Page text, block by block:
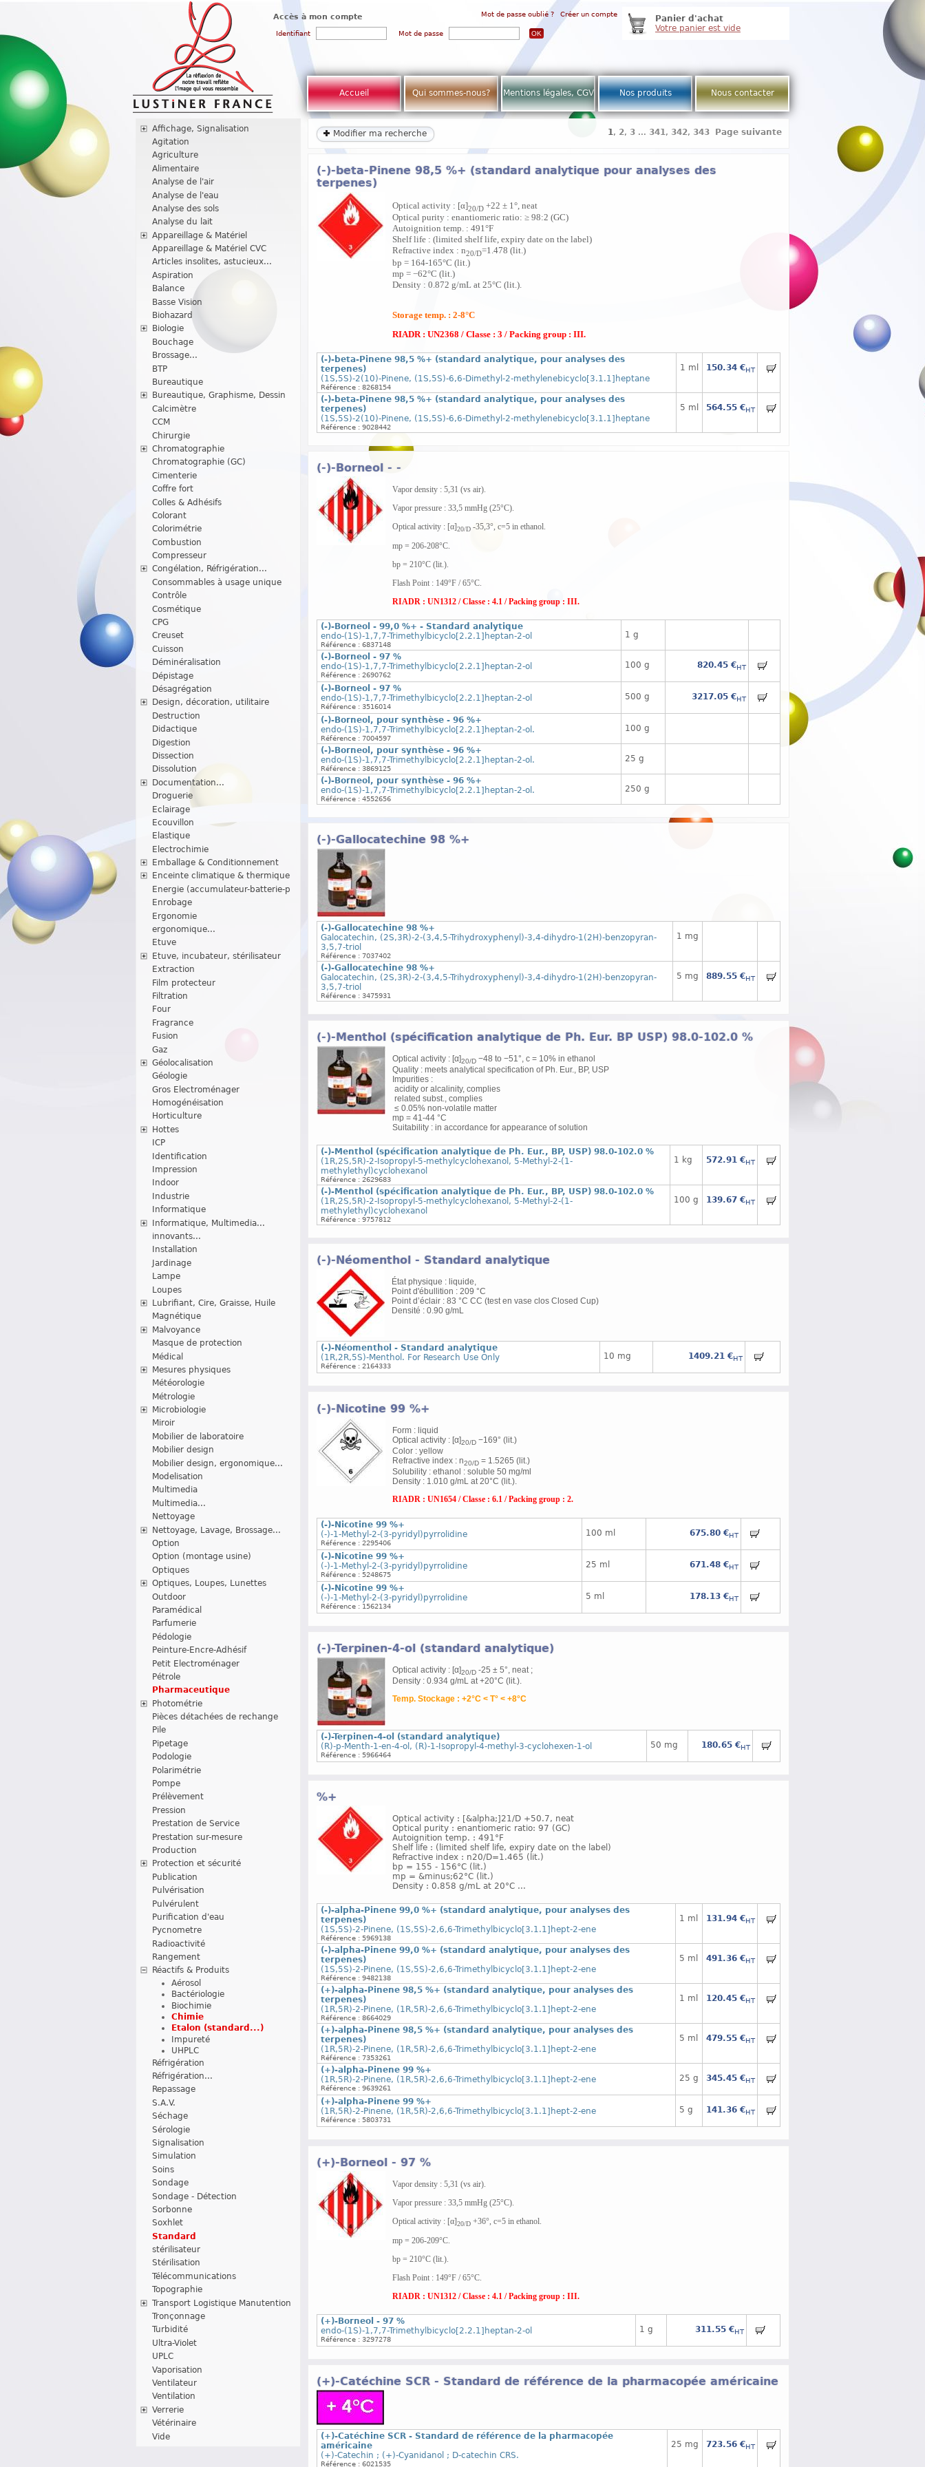
Accès à mon compte Mot de passe oublié ? Créer un compte
Identifiant Mot de passe
Panier d'achat
Votre panier est vide
Accueil Qui sommes-nous? Mentions légales, CGV Nos produits Nous contacter
Affichage, Signalisation
Agitation
Agriculture
Alimentaire
Analyse de l'air
Analyse de l'eau
Analyse des sols
Analyse du lait
Appareillage & Matériel
Appareillage & Matériel CVC
Articles insolites, astucieux...
Aspiration
Balance
Basse Vision
Biohazard
Biologie
Bouchage
Brossage...
BTP
Bureautique
Bureautique, Graphisme, Dessin
Calcimètre
CCM
Chirurgie
Chromatographie
Chromatographie (GC)
Cimenterie
Coffre fort
Colles & Adhésifs
Colorant
Colorimétrie
Combustion
Compresseur
Congélation, Réfrigération...
Consommables à usage unique
Contrôle
Cosmétique
CPG
Creuset
Cuisson
Déminéralisation
Dépistage
Désagrégation
Design, décoration, utilitaire
Destruction
Didactique
Digestion
Dissection
Dissolution
Documentation...
Droguerie
Eclairage
Ecouvillon
Elastique
Electrochimie
Emballage & Conditionnement
Enceinte climatique & thermique
Energie (accumulateur-batterie-p
Enrobage
Ergonomie
ergonomique...
Etuve
Etuve, incubateur, stérilisateur
Extraction
Film protecteur
Filtration
Four
Fragrance
Fusion
Gaz
Géolocalisation
Géologie
Gros Electroménager
Homogénéisation
Horticulture
Hottes
ICP
Identification
Impression
Indoor
Industrie
Informatique
Informatique, Multimedia...
innovants...
Installation
Jardinage
Lampe
Loupes
Lubrifiant, Cire, Graisse, Huile
Magnétique
Malvoyance
Masque de protection
Médical
Mesures physiques
Météorologie
Métrologie
Microbiologie
Miroir
Mobilier de laboratoire
Mobilier design
Mobilier design, ergonomique...
Modelisation
Multimedia
Multimedia...
Nettoyage
Nettoyage, Lavage, Brossage...
Option
Option (montage usine)
Optiques
Optiques, Loupes, Lunettes
Outdoor
Paramédical
Parfumerie
Pédologie
Peinture-Encre-Adhésif
Petit Electroménager
Pétrole
Pharmaceutique
Photométrie
Pièces détachées de rechange
Pile
Pipetage
Podologie
Polarimétrie
Pompe
Prélèvement
Pression
Prestation de Service
Prestation sur-mesure
Production
Protection et sécurité
Publication
Pulvérisation
Pulvérulent
Purification d'eau
Pycnometre
Radioactivité
Rangement
Réactifs & Produits
Aérosol
Bactériologie
Biochimie
Chimie
Etalon (standard...)
Impureté
UHPLC
Réfrigération
Réfrigération...
Repassage
S.A.V.
Séchage
Sérologie
Signalisation
Simulation
Soins
Sondage
Sondage - Détection
Sorbonne
Soxhlet
Standard
stérilisateur
Stérilisation
Télécommunications
Topographie
Transport Logistique Manutention
Tronçonnage
Turbidité
Ultra-Violet
UPLC
Vaporisation
Ventilateur
Ventilation
Verrerie
Vétérinaire
Vide
Modifier ma recherche 1, 2, 3 ... 341, 342, 343 Page suivante
(-)-beta-Pinene 98,5 %+ (standard analytique pour analyses des
terpenes)
Optical activity : [α]20/D+22 ± 1°, neat
Optical purity : enantiomeric ratio: ≥ 98:2 (GC)
Autoignition temp. : 491°F
Shelf life : (limited shelf life, expiry date on the label)
Refractive index : n20/D=1.478 (lit.)
bp = 164-165°C (lit.)
mp = −62°C (lit.)
Density : 0.872 g/mL at 25°C (lit.).
Storage temp. : 2-8°C
RIADR : UN2368 / Classe : 3 / Packing group : III.
(-)-beta-Pinene 98,5 %+ (standard analytique, pour analyses des
terpenes)
(1S,5S)-2(10)-Pinene, (1S,5S)-6,6-Dimethyl-2-methylenebicyclo[3.1.1]heptane
Référence : 8268154
1 ml 150.34 €HT
(-)-beta-Pinene 98,5 %+ (standard analytique, pour analyses des
terpenes)
(1S,5S)-2(10)-Pinene, (1S,5S)-6,6-Dimethyl-2-methylenebicyclo[3.1.1]heptane
Référence : 9028442
5 ml 564.55 €HT
(-)-Borneol - -
Vapor density : 5,31 (vs air).
Vapor pressure : 33,5 mmHg (25°C).
Optical activity : [α]20/D-35,3°, c=5 in ethanol.
mp = 206-208°C.
bp = 210°C (lit.).
Flash Point : 149°F / 65°C.
RIADR : UN1312 / Classe : 4.1 / Packing group : III.
(-)-Borneol - 99,0 %+ - Standard analytique
endo-(1S)-1,7,7-Trimethylbicyclo[2.2.1]heptan-2-ol
Référence : 6837148
1 g
(-)-Borneol - 97 %
endo-(1S)-1,7,7-Trimethylbicyclo[2.2.1]heptan-2-ol
Référence : 2690762
100 g 820.45 €HT
(-)-Borneol - 97 %
endo-(1S)-1,7,7-Trimethylbicyclo[2.2.1]heptan-2-ol
Référence : 3516014
500 g 3217.05 €HT
(-)-Borneol, pour synthèse - 96 %+
endo-(1S)-1,7,7-Trimethylbicyclo[2.2.1]heptan-2-ol.
Référence : 7004597
100 g
(-)-Borneol, pour synthèse - 96 %+
endo-(1S)-1,7,7-Trimethylbicyclo[2.2.1]heptan-2-ol.
Référence : 3869125
25 g
(-)-Borneol, pour synthèse - 96 %+
endo-(1S)-1,7,7-Trimethylbicyclo[2.2.1]heptan-2-ol.
Référence : 4552656
250 g
(-)-Gallocatechine 98 %+
(-)-Gallocatechine 98 %+
Galocatechin, (2S,3R)-2-(3,4,5-Trihydroxyphenyl)-3,4-dihydro-1(2H)-benzopyran-
3,5,7-triol
Référence : 7037402
1 mg
(-)-Gallocatechine 98 %+
Galocatechin, (2S,3R)-2-(3,4,5-Trihydroxyphenyl)-3,4-dihydro-1(2H)-benzopyran-
3,5,7-triol
Référence : 3475931
5 mg 889.55 €HT
(-)-Menthol (spécification analytique de Ph. Eur. BP USP) 98.0-102.0 %
Optical activity : [α]20/D−48 to −51°, c = 10% in ethanol
Quality : meets analytical specification of Ph. Eur., BP, USP
Impurities :
acidity or alcalinity, complies
related subst., complies
≤ 0.05% non-volatile matter
mp = 41-44 °C
Suitability : in accordance for appearance of solution
(-)-Menthol (spécification analytique de Ph. Eur., BP, USP) 98.0-102.0 %
(1R,2S,5R)-2-Isopropyl-5-methylcyclohexanol, 5-Methyl-2-(1-
methylethyl)cyclohexanol
Référence : 2629683
1 kg 572.91 €HT
(-)-Menthol (spécification analytique de Ph. Eur., BP, USP) 98.0-102.0 %
(1R,2S,5R)-2-Isopropyl-5-methylcyclohexanol, 5-Methyl-2-(1-
methylethyl)cyclohexanol
Référence : 9757812
100 g 139.67 €HT
(-)-Néomenthol - Standard analytique
État physique : liquide,
Point d'ébullition : 209 °C
Point d’éclair : 83 °C CC (test en vase clos Closed Cup)
Densité : 0.90 g/mL
(-)-Néomenthol - Standard analytique
(1R,2R,5S)-Menthol. For Research Use Only
Référence : 2164333
10 mg 1409.21 €HT
(-)-Nicotine 99 %+
Form : liquid
Optical activity : [α]20/D−169° (lit.)
Color : yellow
Refractive index : n20/D= 1.5265 (lit.)
Solubility : ethanol : soluble 50 mg/ml
Density : 1.010 g/mL at 20°C (lit.).
RIADR : UN1654 / Classe : 6.1 / Packing group : 2.
(-)-Nicotine 99 %+
(-)-1-Methyl-2-(3-pyridyl)pyrrolidine
Référence : 2295406
100 ml 675.80 €HT
(-)-Nicotine 99 %+
(-)-1-Methyl-2-(3-pyridyl)pyrrolidine
Référence : 5248675
25 ml 671.48 €HT
(-)-Nicotine 99 %+
(-)-1-Methyl-2-(3-pyridyl)pyrrolidine
Référence : 1562134
5 ml 178.13 €HT
(-)-Terpinen-4-ol (standard analytique)
Optical activity : [α]20/D-25 ± 5°, neat ;
Density : 0.934 g/mL at +20°C (lit.).
Temp. Stockage : +2°C < T° < +8°C
(-)-Terpinen-4-ol (standard analytique)
(R)-p-Menth-1-en-4-ol, (R)-1-Isopropyl-4-methyl-3-cyclohexen-1-ol
Référence : 5966464
50 mg 180.65 €HT
%+
Optical activity : [&alpha;]21/D +50.7, neat
Optical purity : enantiomeric ratio: 97 (GC)
Autoignition temp. : 491°F
Shelf life : (limited shelf life, expiry date on the label)
Refractive index : n20/D=1.465 (lit.)
bp = 155 - 156°C (lit.)
mp = &minus;62°C (lit.)
Density : 0.858 g/mL at 20°C ...
(-)-alpha-Pinene 99,0 %+ (standard analytique, pour analyses des
terpenes)
(1S,5S)-2-Pinene, (1S,5S)-2,6,6-Trimethylbicyclo[3.1.1]hept-2-ene
Référence : 5969138
1 ml 131.94 €HT
(-)-alpha-Pinene 99,0 %+ (standard analytique, pour analyses des
terpenes)
(1S,5S)-2-Pinene, (1S,5S)-2,6,6-Trimethylbicyclo[3.1.1]hept-2-ene
Référence : 9482138
5 ml 491.36 €HT
(+)-alpha-Pinene 98,5 %+ (standard analytique, pour analyses des
terpenes)
(1R,5R)-2-Pinene, (1R,5R)-2,6,6-Trimethylbicyclo[3.1.1]hept-2-ene
Référence : 8664029
1 ml 120.45 €HT
(+)-alpha-Pinene 98,5 %+ (standard analytique, pour analyses des
terpenes)
(1R,5R)-2-Pinene, (1R,5R)-2,6,6-Trimethylbicyclo[3.1.1]hept-2-ene
Référence : 7353261
5 ml 479.55 €HT
(+)-alpha-Pinene 99 %+
(1R,5R)-2-Pinene, (1R,5R)-2,6,6-Trimethylbicyclo[3.1.1]hept-2-ene
Référence : 9639261
25 g 345.45 €HT
(+)-alpha-Pinene 99 %+
(1R,5R)-2-Pinene, (1R,5R)-2,6,6-Trimethylbicyclo[3.1.1]hept-2-ene
Référence : 5803731
5 g 141.36 €HT
(+)-Borneol - 97 %
Vapor density : 5,31 (vs air).
Vapor pressure : 33,5 mmHg (25°C).
Optical activity : [α]20/D+36°, c=5 in ethanol.
mp = 206-209°C.
bp = 210°C (lit.).
Flash Point : 149°F / 65°C.
RIADR : UN1312 / Classe : 4.1 / Packing group : III.
(+)-Borneol - 97 %
endo-(1S)-1,7,7-Trimethylbicyclo[2.2.1]heptan-2-ol
Référence : 3297278
1 g 311.55 €HT
(+)-Catéchine SCR - Standard de référence de la pharmacopée américaine
(+)-Catéchine SCR - Standard de référence de la pharmacopée
américaine
(+)-Catechin ; (+)-Cyanidanol ; D-catechin CRS.
Référence : 6021535
25 mg 723.56 €HT